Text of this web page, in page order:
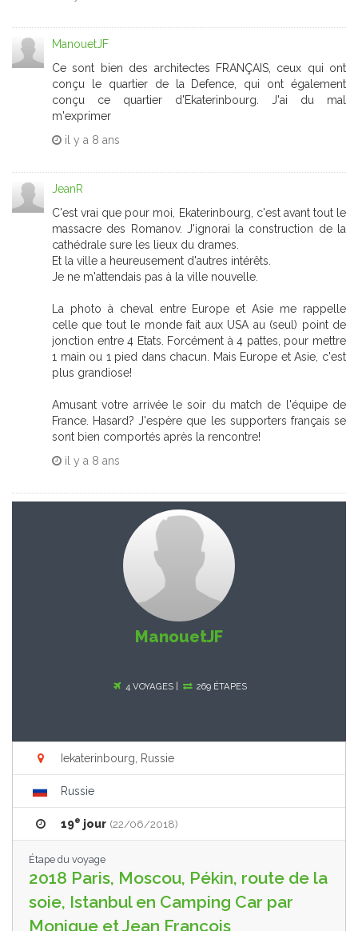
ManouetJF
Ce sont bien des architectes FRANÇAIS, ceux qui ont
conçu le quartier de la Defence, qui ont également
conçu ce quartier d'Ekaterinbourg. J'ai du mal
m'exprimer
il y a 8 ans
JeanR
C'est vrai que pour moi, Ekaterinbourg, c'est avant tout le
massacre des Romanov. J'ignorai la construction de la
cathédrale sure les lieux du drames.
Et la ville a heureusement d'autres intérêts.
Je ne m'attendais pas à la ville nouvelle.
La photo à cheval entre Europe et Asie me rappelle
celle que tout le monde fait aux USA au (seul) point de
jonction entre 4 Etats. Forcément à 4 pattes, pour mettre
1 main ou 1 pied dans chacun. Mais Europe et Asie, c'est
plus grandiose!
Amusant votre arrivée le soir du match de l'équipe de
France. Hasard? J'espère que les supporters français se
sont bien comportés après la rencontre!
il y a 8 ans
ManouetJF
4 VOYAGES | 269 ÉTAPES
Iekaterinbourg, Russie
Russie
19e jour (22/06/2018)
Étape du voyage
2018 Paris, Moscou, Pékin, route de la
soie, Istanbul en Camping Car par
Monique et Jean Francois